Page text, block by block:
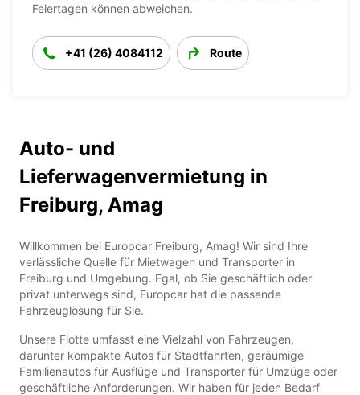
Feiertagen können abweichen.
+41 (26) 4084112 Route
Auto- und
Lieferwagenvermietung in
Freiburg, Amag
Willkommen bei Europcar Freiburg, Amag! Wir sind Ihre
verlässliche Quelle für Mietwagen und Transporter in
Freiburg und Umgebung. Egal, ob Sie geschäftlich oder
privat unterwegs sind, Europcar hat die passende
Fahrzeuglösung für Sie.
Unsere Flotte umfasst eine Vielzahl von Fahrzeugen,
darunter kompakte Autos für Stadtfahrten, geräumige
Familienautos für Ausflüge und Transporter für Umzüge oder
geschäftliche Anforderungen. Wir haben für jeden Bedarf